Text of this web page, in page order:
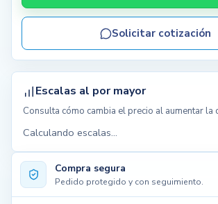
Compra segura
Pedido protegido y con seguimiento.
Solicitar cotización
Escalas al por mayor
Consulta cómo cambia el precio al aumentar la
Calculando escalas...